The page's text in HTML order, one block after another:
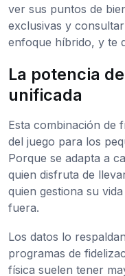
ver sus puntos de
exclusivas y
enfoque híbrido, y te
La potencia
unificada
Esta combinación de
del juego para los
Porque se adapta a
quien disfruta de
quien gestiona su
fuera.
Los datos lo
programas de
física suelen tener